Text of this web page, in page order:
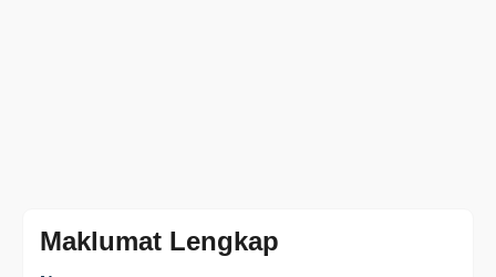
Maklumat Lengkap